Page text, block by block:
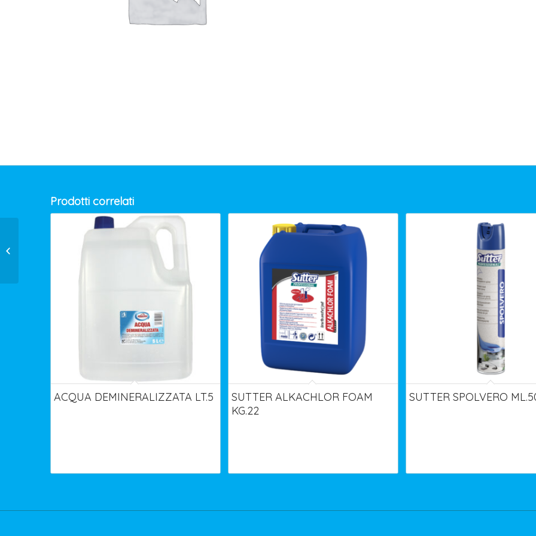
Prodotti correlati
ACQUA DEMINERALIZZATA LT.5
SUTTER ALKACHLOR FOAM
KG.22
SUTTER SPOLVERO
SACCHI NERI CM.100×120 GR.110